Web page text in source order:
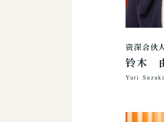
资深合伙人
铃木
Yuri Suzuki